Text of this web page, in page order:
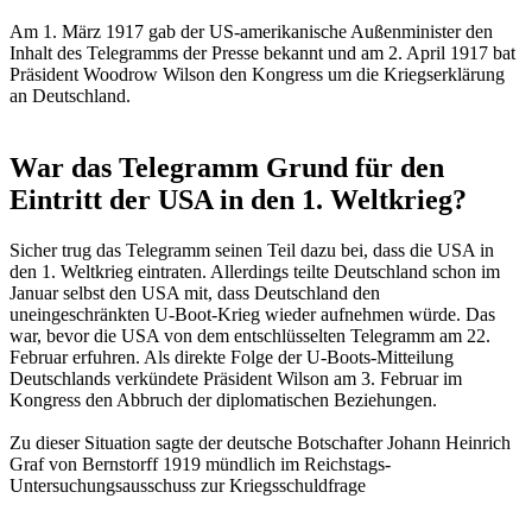
Am 1. März 1917 gab der US-amerikanische Außenminister den
Inhalt des Telegramms der Presse bekannt und am 2. April 1917 bat
Präsident Woodrow Wilson den Kongress um die Kriegserklärung
an Deutschland.
War das Telegramm Grund für den
Eintritt der USA in den 1. Weltkrieg?
Sicher trug das Telegramm seinen Teil dazu bei, dass die USA in
den 1. Weltkrieg eintraten. Allerdings teilte Deutschland schon im
Januar selbst den USA mit, dass Deutschland den
uneingeschränkten U-Boot-Krieg wieder aufnehmen würde. Das
war, bevor die USA von dem entschlüsselten Telegramm am 22.
Februar erfuhren. Als direkte Folge der U-Boots-Mitteilung
Deutschlands verkündete Präsident Wilson am 3. Februar im
Kongress den Abbruch der diplomatischen Beziehungen.
Zu dieser Situation sagte der deutsche Botschafter Johann Heinrich
Graf von Bernstorff 1919 mündlich im Reichstags-
Untersuchungsausschuss zur Kriegsschuldfrage